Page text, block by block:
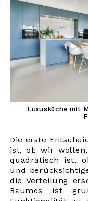
Luxusküche mit
Die erste
ist, ob wir
quadratisch ist,
und
die Verteilung
Raumes ist